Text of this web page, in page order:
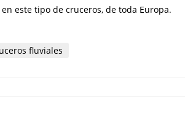
este tipo de cruceros, de toda Europa.
fluviales